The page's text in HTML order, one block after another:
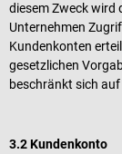
diesem Zweck wird
Unternehmen
Kundenkonten
gesetzlichen
beschränkt sich
3.2 Kundenkonto